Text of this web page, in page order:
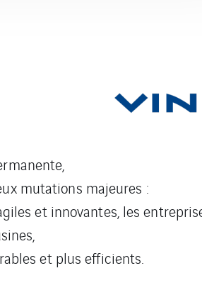
mutations majeures :
et innovantes, les
et plus efficients.